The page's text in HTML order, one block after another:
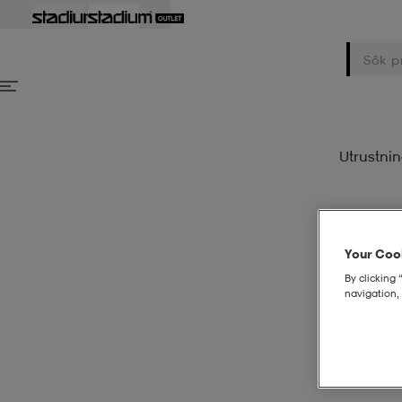
Psst..! Som Stadium Member får du bonuspoäng på dina köp.
Your
By clicking
navigation,